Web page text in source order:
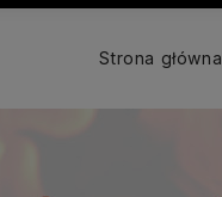
Strona główna